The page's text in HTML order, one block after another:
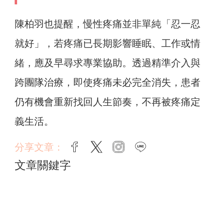
陳柏羽也提醒，慢性疼痛並非單純「忍一忍
就好」，若疼痛已長期影響睡眠、工作或情
緒，應及早尋求專業協助。透過精準介入與
跨團隊治療，即使疼痛未必完全消失，患者
仍有機會重新找回人生節奏，不再被疼痛定
義生活。
分享文章： facebook
twitter instagram
文章關鍵字